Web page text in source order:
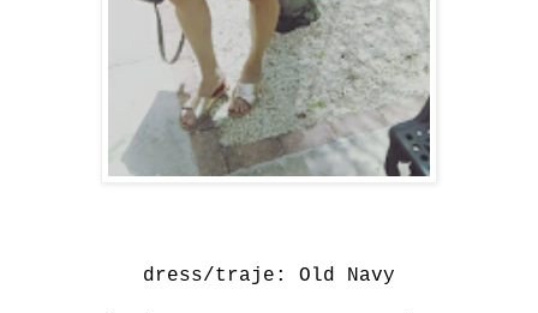
dress/traje: Old Navy